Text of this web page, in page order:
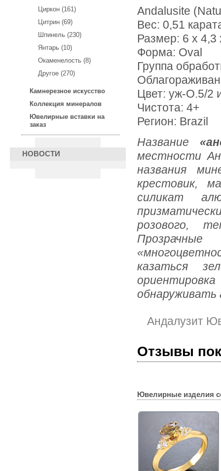
Циркон (161)
Цитрин (69)
Шпинель (230)
Янтарь (10)
Окаменелость (8)
Другое (270)
Камнерезное искусство
Коллекция минералов
Ювелирные вставки на
заказ
НОВОСТИ
Andalusite
Вес: 0,51
Размер: 6 х
Форма: Oval
Группа
Цвет: уж-О.5/2
Чистота: 4+
Регион: Brazil
Название
местности
названия
крестовик,
силикат
розового,
казаться
Андалузит
Отзывы
Ювелирные изделия